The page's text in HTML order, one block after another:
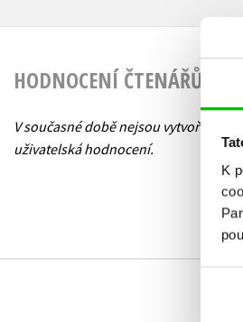
K
HODNOCENÍ ČTENÁŘŮ
V současné době nejsou vytvořena
uživatelská hodnocení.